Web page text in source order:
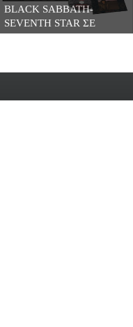
BLACK SABBATH-
SEVENTH STAR ΣΕ
ΒΙΝΥΛ...